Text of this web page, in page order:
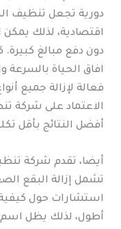
دورية تجعل تنظيف
اقتصادية، لذلك
دون دفع مبالغ
افاق الحياة بالسرعة
فعالة لإزالة جميع
الاعتماد على شركة
أفضل النتائج بأقل
أيضا، تقدم شركة
تشمل إزالة البقع
استشارات حول
أطول، لذلك يظل اسم